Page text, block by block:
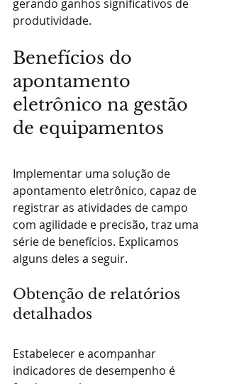
gerando ganhos significativos de
produtividade.
Benefícios do
apontamento
eletrônico na gestão
de equipamentos
Implementar uma solução de
apontamento eletrônico, capaz de
registrar as atividades de campo
com agilidade e precisão, traz uma
série de benefícios. Explicamos
alguns deles a seguir.
Obtenção de relatórios
detalhados
Estabelecer e acompanhar
indicadores de desempenho é